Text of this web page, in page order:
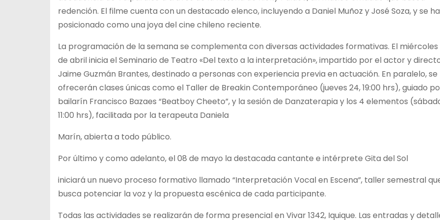
redención. El filme cuenta con un destacado elenco, incluyendo a Daniel Muñoz y José Soza, y se ha
posicionado como una joya del cine chileno reciente.
La programación de la semana se complementa con diversas actividades formativas. El miércoles
de abril inicia el Seminario de Teatro «Del texto a la interpretación», impartido por el actor y
Jaime Guzmán Brantes, destinado a personas con experiencia previa en actuación. En paralelo, se
ofrecerán clases únicas como el Taller de Breakin Contemporáneo (jueves 24, 19:00 hrs), guiado
bailarín Francisco Bazaes “Beatboy Cheeto”, y la sesión de Danzaterapia y los 4 elementos
11:00 hrs), facilitada por la terapeuta Daniela
Marín, abierta a todo público.
Por último y como adelanto, el 08 de mayo la destacada cantante e intérprete Gita del Sol
iniciará un nuevo proceso formativo llamado “Interpretación Vocal en Escena”, taller semestral
busca potenciar la voz y la propuesta escénica de cada participante.
Todas las actividades se realizarán de forma presencial en Vivar 1342, Iquique. Las entradas y